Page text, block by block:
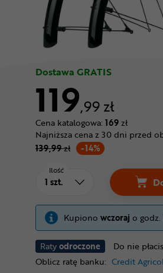
Dostawa GRATIS
119,99 zł
Cena katalogowa: 169zł
-14%
Najniższa cena z 30 dni przed
139,99zł
Ratyodroczone
Do nie
Oblicz ratę banku: Credit
Ilość
Kupiono wczoraj o godz.